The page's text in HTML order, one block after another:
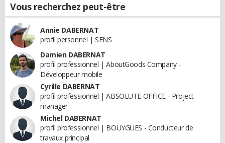
Vous recherchez peut-être
Annie DABERNAT
profil personnel | SENS
Damien DABERNAT
profil professionnel | AboutGoods Company -
Développeur mobile
Cyrille DABERNAT
profil professionnel | ABSOLUTE OFFICE - Project
manager
Michel DABERNAT
profil professionnel | BOUYGUES - Conducteur de
travaux principal